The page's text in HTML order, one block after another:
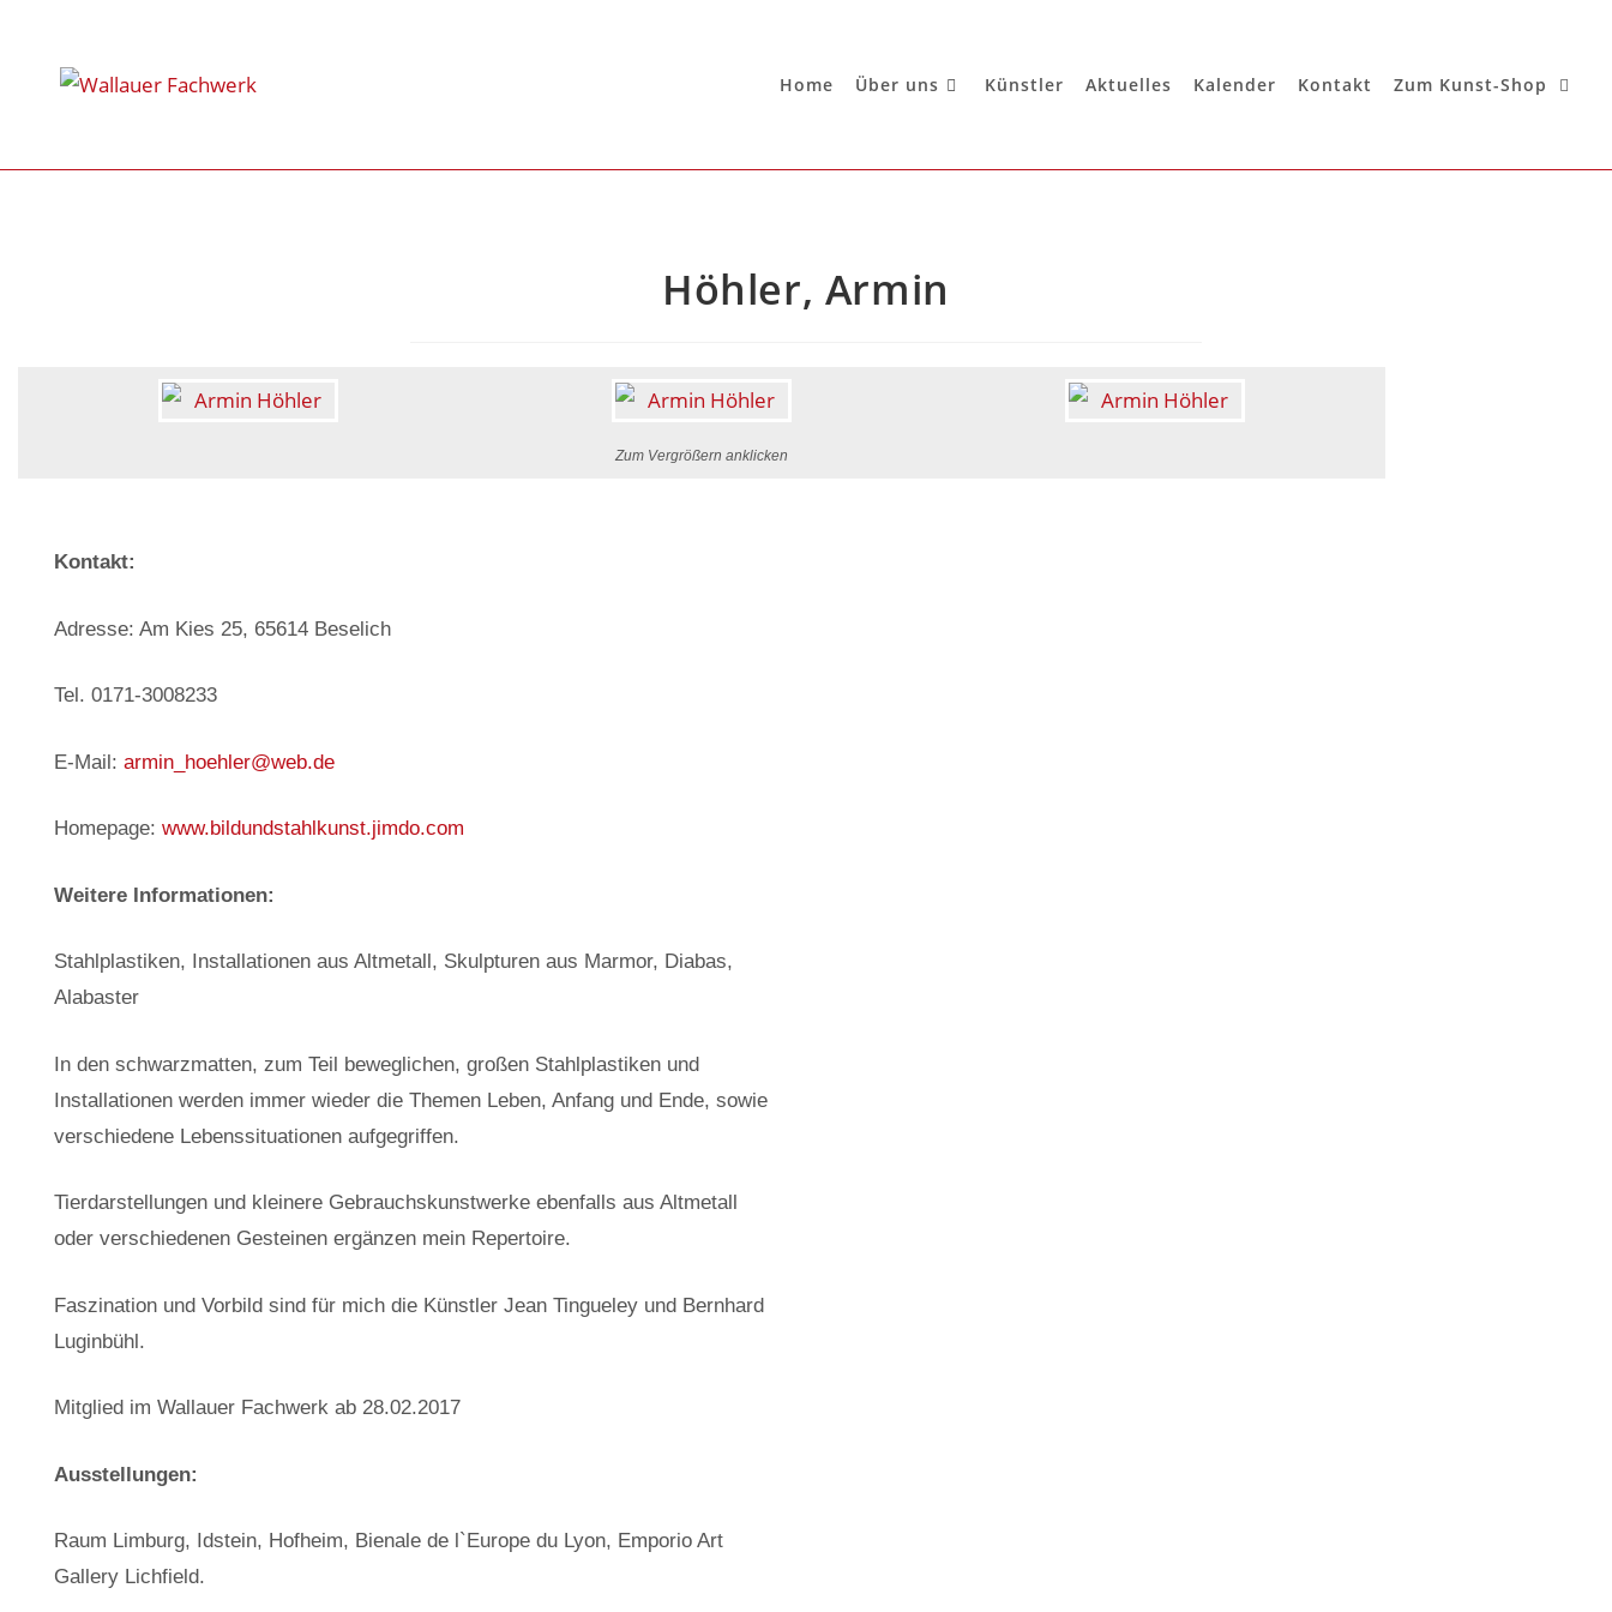
Home Über uns Künstler Aktuelles Kalender Kontakt Zum Kunst-Shop
Höhler, Armin
Zum Vergrößern anklicken
Kontakt:
Adresse: Am Kies 25, 65614 Beselich
Tel. 0171-3008233
E-Mail: armin_hoehler@web.de
Homepage: www.bildundstahlkunst.jimdo.com
Weitere Informationen:
Stahlplastiken, Installationen aus Altmetall, Skulpturen aus Marmor, Diabas,
Alabaster
In den schwarzmatten, zum Teil beweglichen, großen Stahlplastiken und
Installationen werden immer wieder die Themen Leben, Anfang und Ende, sowie
verschiedene Lebenssituationen aufgegriffen.
Tierdarstellungen und kleinere Gebrauchskunstwerke ebenfalls aus Altmetall
oder verschiedenen Gesteinen ergänzen mein Repertoire.
Faszination und Vorbild sind für mich die Künstler Jean Tingueley und Bernhard
Luginbühl.
Mitglied im Wallauer Fachwerk ab 28.02.2017
Ausstellungen:
Raum Limburg, Idstein, Hofheim, Bienale de l`Europe du Lyon, Emporio Art
Gallery Lichfield.